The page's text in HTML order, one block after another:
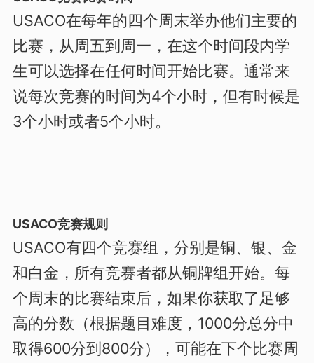
USACO在每年的四个周末举办他们主要的
比赛，从周五到周一，在这个时间段内学
生可以选择在任何时间开始比赛。通常来
说每次竞赛的时间为4个小时，但有时候是
3个小时或者5个小时。
USACO竞赛规则
USACO有四个竞赛组，分别是铜、银、金
和白金，所有竞赛者都从铜牌组开始。每
个周末的比赛结束后，如果你获取了足够
高的分数（根据题目难度，1000分总分中
取得600分到800分），可能在下个比赛周